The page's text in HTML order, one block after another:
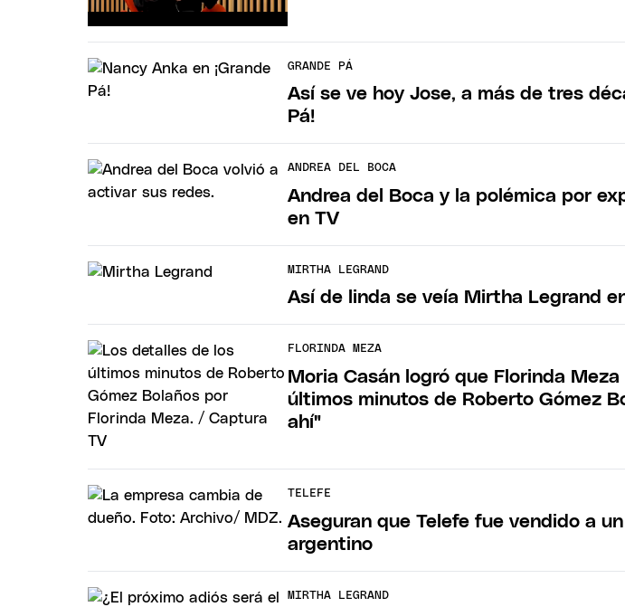
GRANDE PÁ
Así se ve hoy Jose, a más de tres
Pá!
ANDREA DEL BOCA
Andrea del Boca y la polémica por
en TV
MIRTHA LEGRAND
Así de linda se veía Mirtha Legrand
FLORINDA MEZA
Moria Casán logró que Florinda Meza
últimos minutos de Roberto Gómez
ahí"
TELEFE
Aseguran que Telefe fue vendido a
argentino
MIRTHA LEGRAND